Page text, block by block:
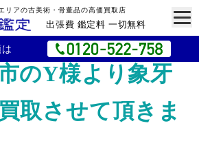
リアの古美術・骨董品の高価買取店
出張費 鑑定料 一切無料
のY様より象牙
取させて頂きま